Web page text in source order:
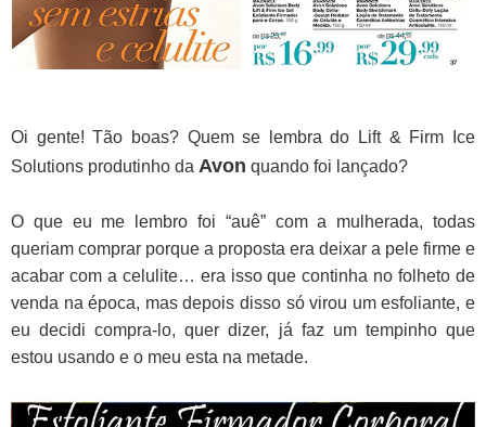
Oi gente! Tão boas? Quem se lembra do Lift & Firm Ice
Solutions produtinho da Avon quando foi lançado?
O que eu me lembro foi “auê” com a mulherada, todas
queriam comprar porque a proposta era deixar a pele firme e
acabar com a celulite… era isso que continha no folheto de
venda na época, mas depois disso só virou um esfoliante, e
eu decidi compra-lo, quer dizer, já faz um tempinho que
estou usando e o meu esta na metade.